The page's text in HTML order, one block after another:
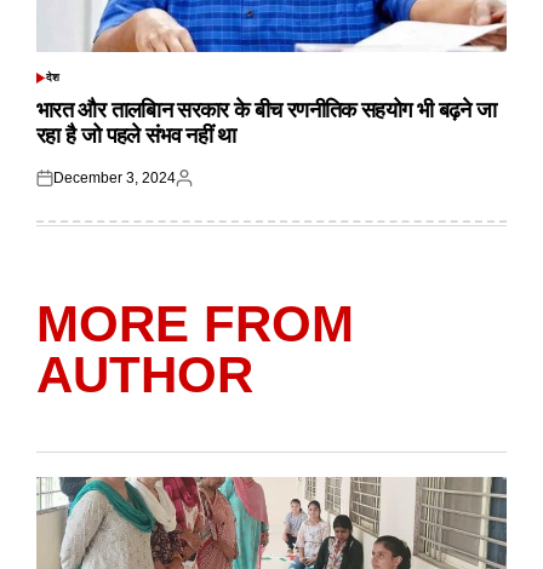
POSTED
देश
भारत और तालबिान सरकार के बीच रणनीतिक सहयोग भी बढ़ने जा
रहा है जो पहले संभव नहीं था
Posted
December 3, 2024
Posted
MORE FROM
AUTHOR